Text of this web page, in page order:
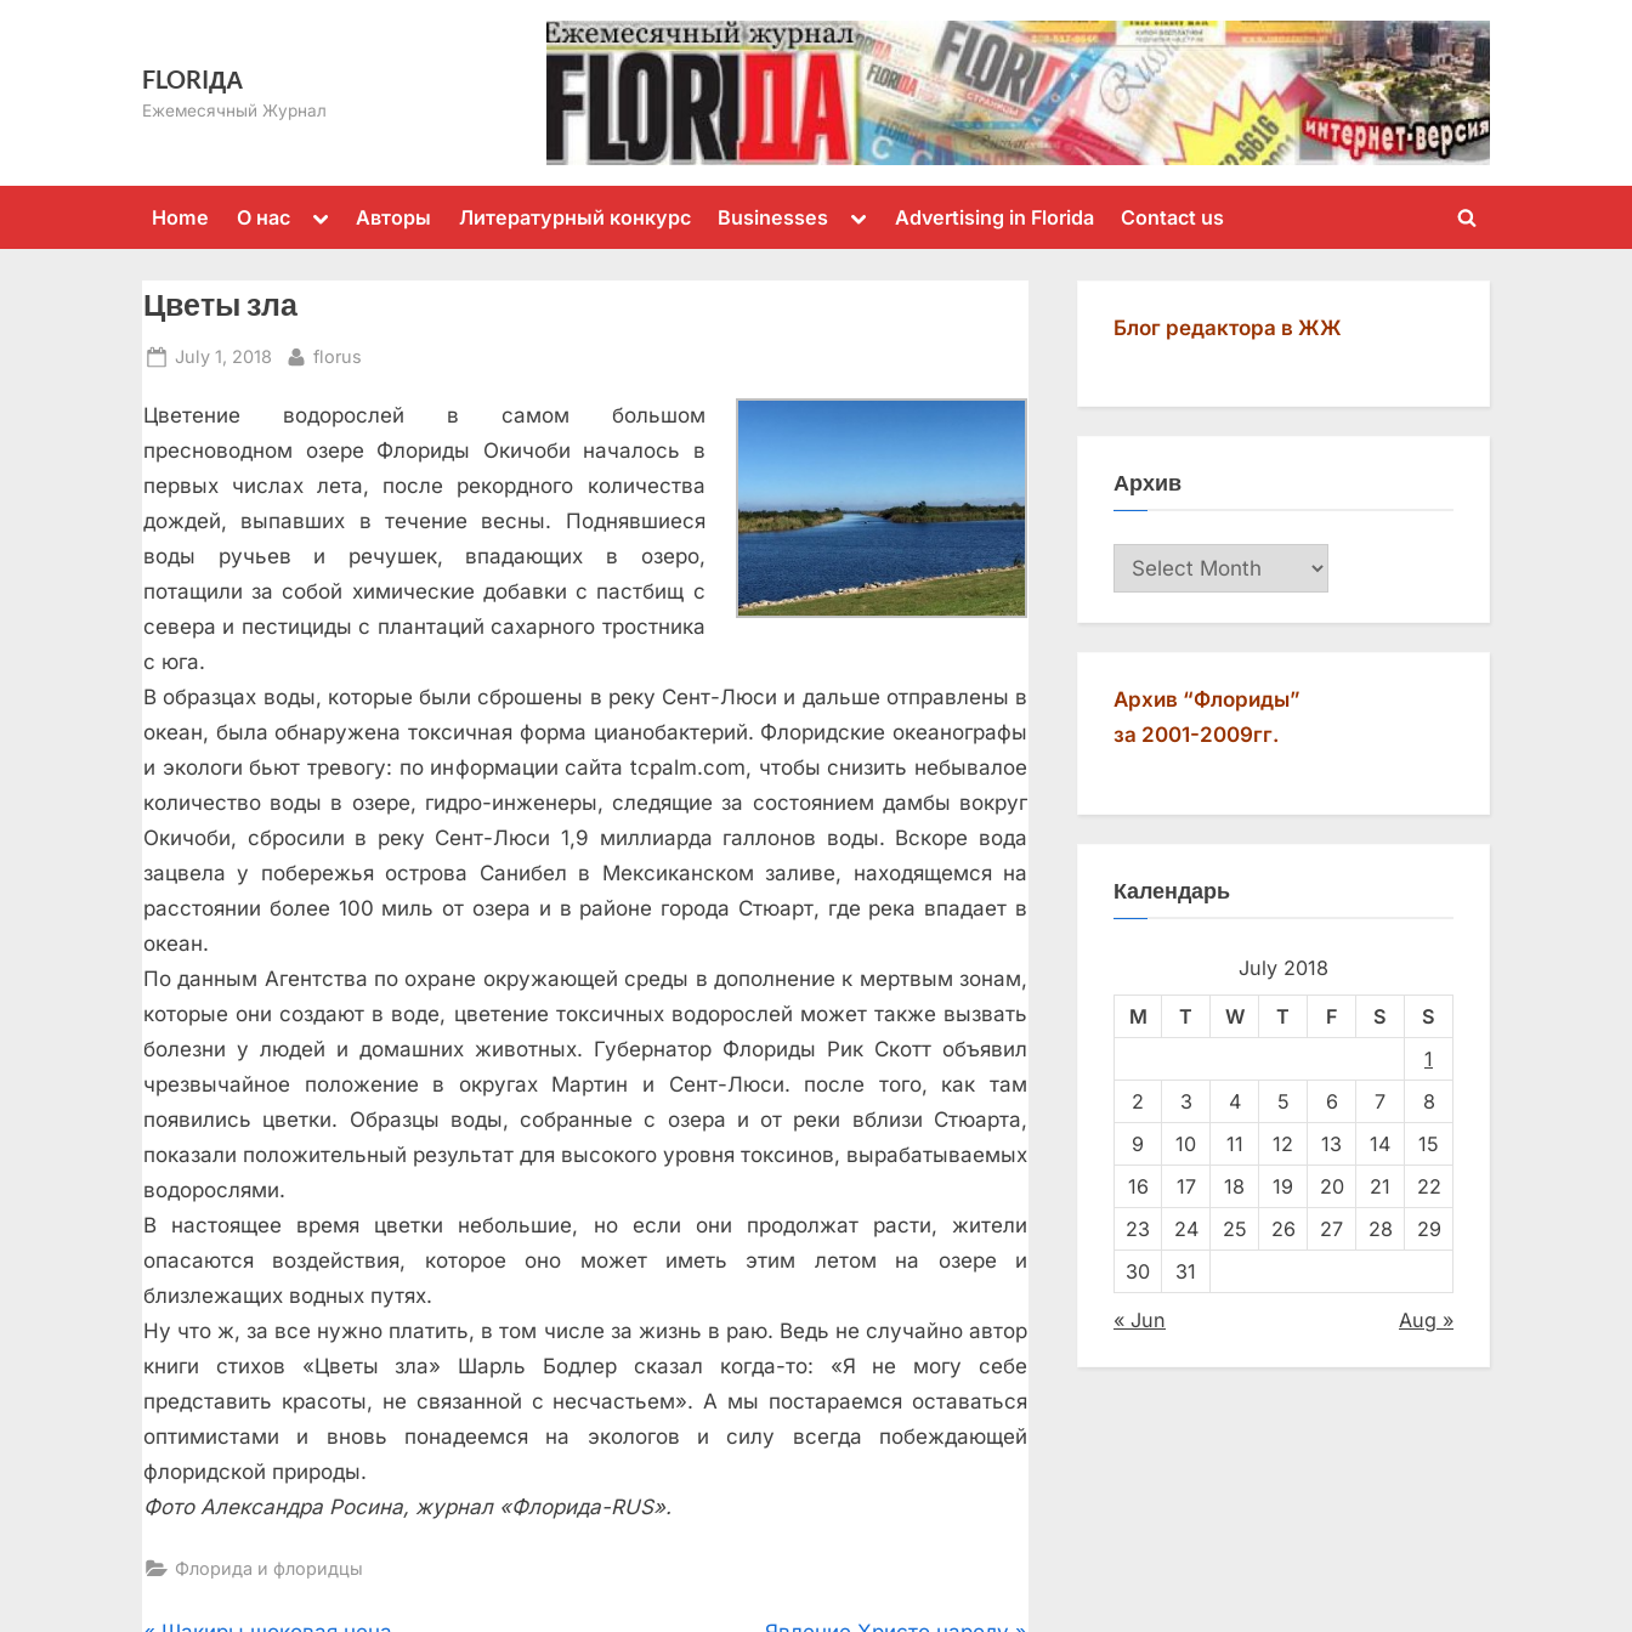
FLORIДА
Ежемесячный Журнал
Home О нас
Toggle
menu
Авторы Литературный конкурс Businesses
Toggle
menu
Advertising in Florida Contact us
Toggle
Цветы зла
Posted
July 1, 2018 By
florus
Цветение водорослей в самом большом
пресноводном озере Флориды Окичоби началось в
первых числах лета, после рекордного количества
дождей, выпавших в течение весны. Поднявшиеся
воды ручьев и речушек, впадающих в озеро,
потащили за собой химические добавки с пастбищ с
севера и пестициды с плантаций сахарного тростника
с юга.
В образцах воды, которые были сброшены в реку Сент-Люси и дальше отправлены в
океан, была обнаружена токсичная форма цианобактерий. Флоридские океанографы
и экологи бьют тревогу: по информации сайта tcpalm.com, чтобы снизить небывалое
количество воды в озере, гидро-инженеры, следящие за состоянием дамбы вокруг
Окичоби, сбросили в реку Сент-Люси 1,9 миллиарда галлонов воды. Вскоре вода
зацвела у побережья острова Санибел в Мексиканском заливе, находящемся на
расстоянии более 100 миль от озера и в районе города Стюарт, где река впадает в
океан.
По данным Агентства по охране окружающей среды в дополнение к мертвым зонам,
которые они создают в воде, цветение токсичных водорослей может также вызвать
болезни у людей и домашних животных. Губернатор Флориды Рик Скотт объявил
чрезвычайное положение в округах Мартин и Сент-Люси. после того, как там
появились цветки. Образцы воды, собранные с озера и от реки вблизи Стюарта,
показали положительный результат для высокого уровня токсинов, вырабатываемых
водорослями.
В настоящее время цветки небольшие, но если они продолжат расти, жители
опасаются воздействия, которое оно может иметь этим летом на озере и
близлежащих водных путях.
Ну что ж, за все нужно платить, в том числе за жизнь в раю. Ведь не случайно автор
книги стихов «Цветы зла» Шарль Бодлер сказал когда-то: «Я не могу себе
представить красоты, не связанной с несчастьем». А мы постараемся оставаться
оптимистами и вновь понадеемся на экологов и силу всегда побеждающей
флоридской природы.
Фото Александра Росина, журнал «Флорида-RUS».
Флорида и флоридцы
Блог редактора в ЖЖ
Архив
Архив
Архив “Флориды”
за 2001-2009гг.
Календарь
July 2018
M T W T F S
S
1
2
3 4 5 6 7
8
9
10 11 12 13 14
15
16
17 18 19 20 21
22
23
24 25 26 27 28
29
30
31
« Jun Aug »